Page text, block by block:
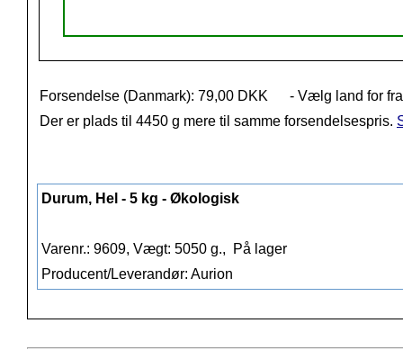
Forsendelse (Danmark): 79,00 DKK
- Vælg land for
Der er plads til 4450 g mere til samme forsendelsespris.
Durum, Hel - 5 kg - Økologisk
Varenr.: 9609, Vægt: 5050 g.,
På lager
Producent/Leverandør: Aurion